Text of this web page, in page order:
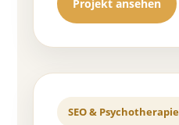
Projekt ansehen
SEO & Psychotherapie